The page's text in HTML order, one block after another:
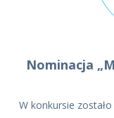
Nominacja
W konkursie